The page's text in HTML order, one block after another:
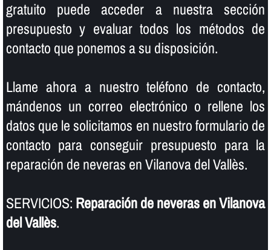
gratuito puede acceder a nuestra sección
presupuesto y evaluar todos los métodos de
contacto que ponemos a su disposición.
Llame ahora a nuestro teléfono de contacto,
mándenos un correo electrónico o rellene los
datos que le solicitamos en nuestro formulario de
contacto para conseguir presupuesto para la
reparación de neveras en Vilanova del Vallès.
SERVICIOS: Reparación de neveras en Vilanova
del Vallès.